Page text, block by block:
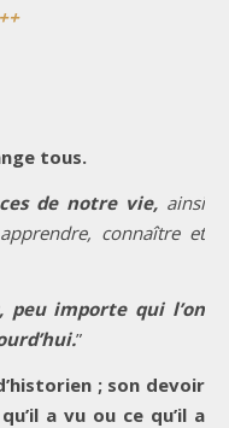
tous.
de notre vie, ainsi
connaître et
peu importe qui l’on
”
; son devoir
a vu ou ce qu’il a